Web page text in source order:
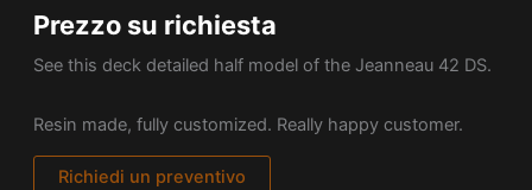
Prezzo su richiesta
See this deck detailed half model of the Jeanneau 42 DS.
Resin made, fully customized. Really happy customer.
Richiedi un preventivo